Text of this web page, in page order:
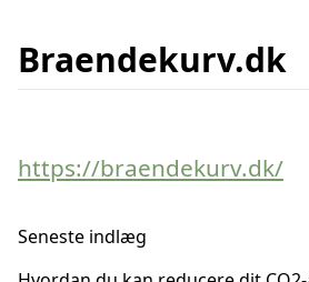
Braendekurv.dk
https://braendekurv.dk/
Seneste indlæg